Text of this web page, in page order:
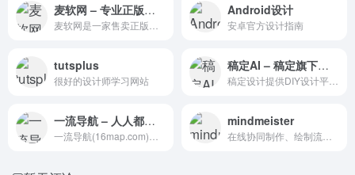
麦软网 – 专业正版低价软件及软件培训 Android设计
安卓官方设计指南
tutsplus
很好的设计师学习网站
稿定AI – 稿定旗下一站式AI设计工具
一流导航 – 人人都在用的上网导航网址大全 mindmeister